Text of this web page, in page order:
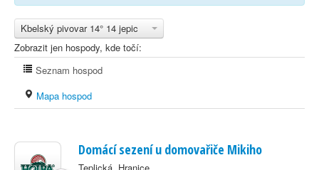
Kbelský pivovar 14° 14 jepic
Zobrazit jen hospody, kde točí:
Seznam hospod
Mapa hospod
Domácí sezení u domovařiče Mikiho